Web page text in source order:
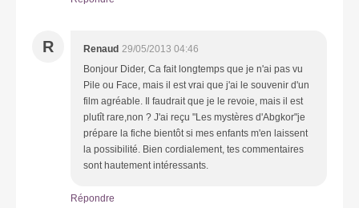
R Renaud 29/05/2013 04:46
Bonjour Dider, Ca fait longtemps que je n'ai pas vu
Pile ou Face, mais il est vrai que j'ai le souvenir d'un
film agréable. Il faudrait que je le revoie, mais il est
plutît rare,non ? J'ai reçu "Les mystères d'Abgkor"je
prépare la fiche bientôt si mes enfants m'en laissent
la possibilité. Bien cordialement, tes commentaires
sont hautement intéressants.
Répondre